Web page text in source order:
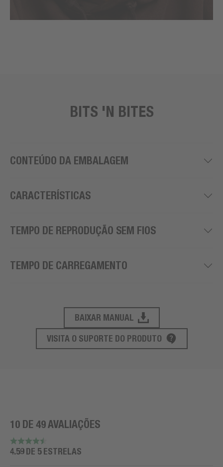
BITS 'N BITES
CONTEÚDO DA EMBALAGEM
CARACTERÍSTICAS
TEMPO DE REPRODUÇÃO SEM FIOS
TEMPO DE CARREGAMENTO
SUPORTE AO PRODUTO
BAIXAR MANUAL
VISITA O SUPORTE DO PRODUTO
10 DE 49 AVALIAÇÕES
4.59 DE 5 ESTRELAS